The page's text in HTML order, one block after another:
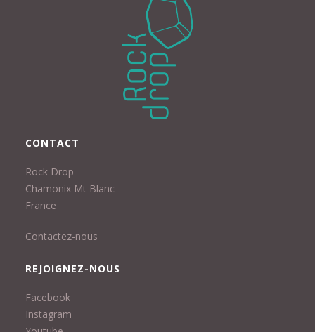
CONTACT
Rock Drop
Chamonix Mt Blanc
France
Contactez-nous
REJOIGNEZ-NOUS
Facebook
Instagram